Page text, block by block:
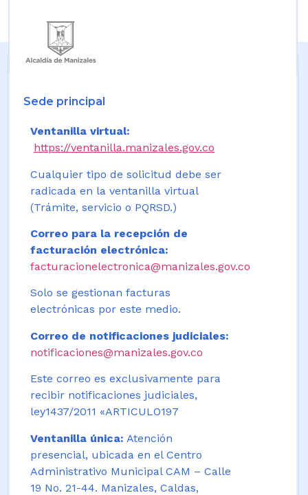
Sede principal
Ventanilla virtual:
https://ventanilla.manizales.gov.co
Cualquier tipo de solicitud debe ser
radicada en la ventanilla virtual
(Trámite, servicio o PQRSD.)
Correo para la recepción de
facturación electrónica:
facturacionelectronica@manizales.gov.co
Solo se gestionan facturas
electrónicas por este medio.
Correo de notificaciones judiciales:
notificaciones@manizales.gov.co
Este correo es exclusivamente para
recibir notificaciones judiciales,
ley1437/2011 «ARTICULO197
Ventanilla única: Atención
presencial, ubicada en el Centro
Administrativo Municipal CAM – Calle
19 No. 21-44. Manizales, Caldas,